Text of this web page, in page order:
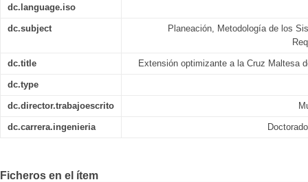
dc.language.iso
dc.subject
Planeación, Metodología de los
dc.title Extensión optimizante a la Cruz Maltesa
dc.type
dc.director.trabajoescrito
dc.carrera.ingenieria
Ficheros en el ítem